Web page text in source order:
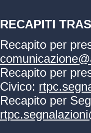
RECAPITI
Recapito per
Recapito per
Civico:
Recapito per